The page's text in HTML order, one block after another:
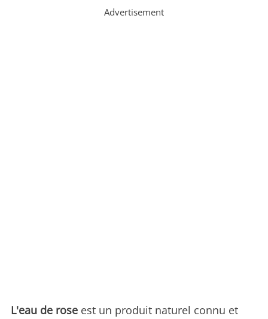
Advertisement
L'eau de rose est un produit naturel connu et